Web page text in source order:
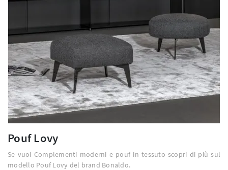
Pouf Lovy
Se vuoi Complementi moderni e pouf in tessuto scopri di più sul
modello Pouf Lovy del brand Bonaldo.